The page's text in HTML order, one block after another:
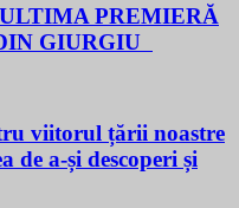
PREMIERĂ
GIURGIU
viitorul țării noastre
de a-și descoperi și